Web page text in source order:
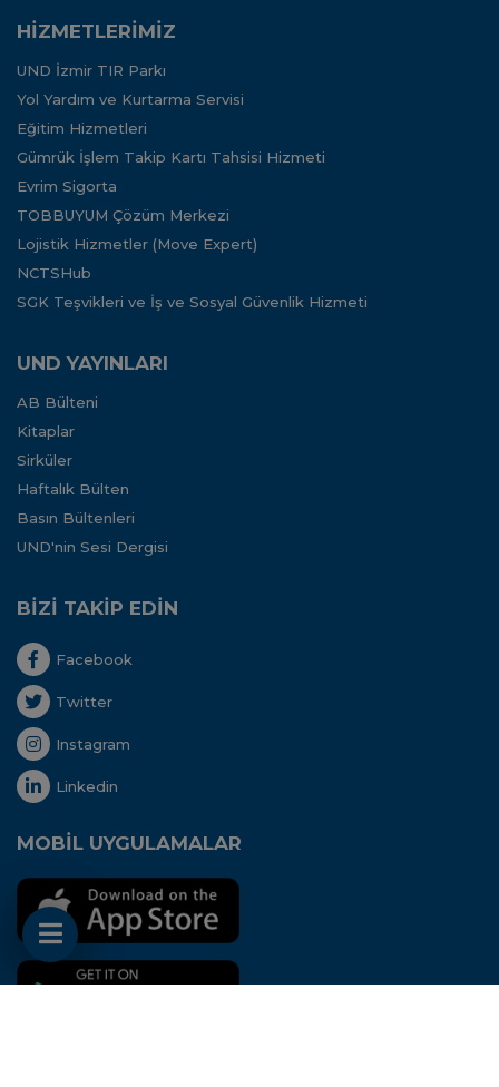
HİZMETLERİMİZ
UND İzmir TIR Parkı
Yol Yardım ve Kurtarma Servisi
Eğitim Hizmetleri
Gümrük İşlem Takip Kartı Tahsisi Hizmeti
Evrim Sigorta
TOBBUYUM Çözüm Merkezi
Lojistik Hizmetler (Move Expert)
NCTSHub
SGK Teşvikleri ve İş ve Sosyal Güvenlik Hizmeti
UND YAYINLARI
AB Bülteni
Kitaplar
Sirküler
Haftalık Bülten
Basın Bültenleri
UND'nin Sesi Dergisi
BİZİ TAKİP EDİN
Facebook
Twitter
Instagram
Linkedin
MOBİL UYGULAMALAR